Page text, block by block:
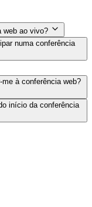
web ao vivo?
numa conferência
à conferência web?
início da conferência